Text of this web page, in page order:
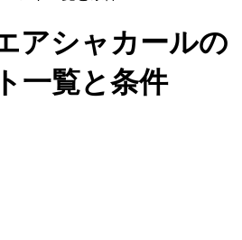
アシャカールの
一覧と条件